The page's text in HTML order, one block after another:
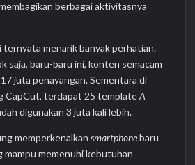
berbagai aktivitasnya
ternyata menarik banyak perhatian.
saja, baru-baru ini, konten semacam
juta penayangan. Sementara di
CapCut, terdapat 25 templateA
digunakan 3 juta kali lebih.
memperkenalkansmartphonebaru
mampu memenuhi kebutuhan